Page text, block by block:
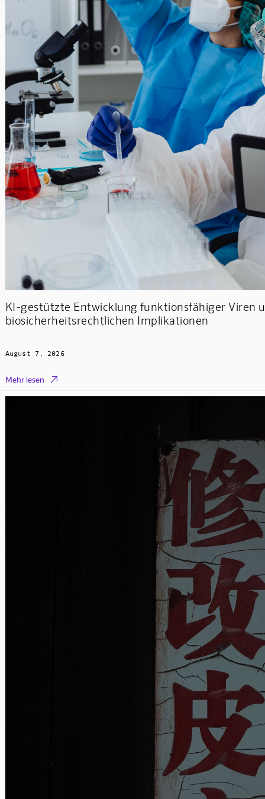
KI-gestützte Entwicklung funktionsfähiger Viren
biosicherheitsrechtlichen Implikationen
August 7, 2026
Mehr lesen 